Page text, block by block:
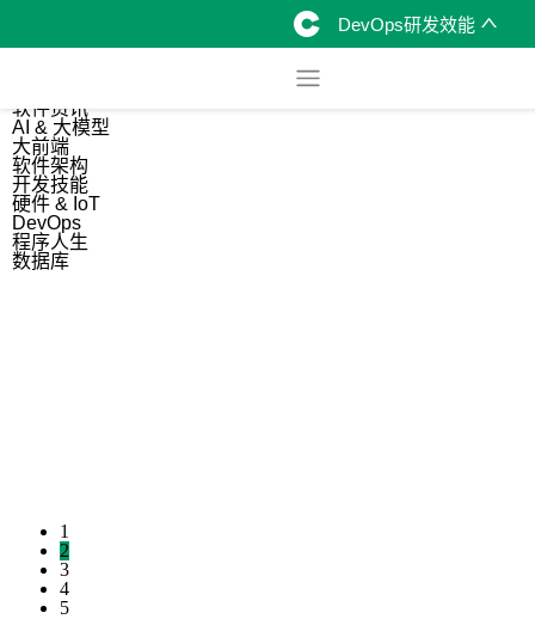
DevOps研发效能
软件资讯
AI & 大模型
大前端
软件架构
开发技能
硬件 & IoT
DevOps
程序人生
数据库
1
2
3
4
5